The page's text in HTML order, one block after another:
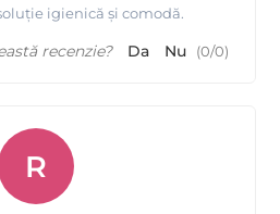
igienică și comodă.
recenzie? Da Nu (0/0)
R